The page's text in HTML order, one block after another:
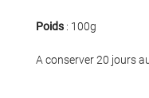
Poids : 100g
A conserver 20 jours